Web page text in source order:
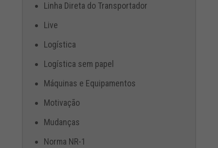
Linha Direta do Transportador
Live
Logística
Logística sem papel
Máquinas e Equipamentos
Motivação
Mudanças
Norma NR-1